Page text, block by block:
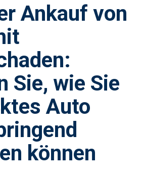
Ankauf von
Sie, wie Sie
Auto
können